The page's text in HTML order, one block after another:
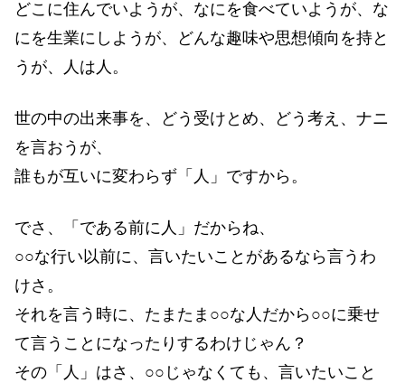
どこに住んでいようが、なにを食べていようが、な
にを生業にしようが、どんな趣味や思想傾向を持と
うが、人は人。
世の中の出来事を、どう受けとめ、どう考え、ナニ
を言おうが、
誰もが互いに変わらず「人」ですから。
でさ、「である前に人」だからね、
○○な行い以前に、言いたいことがあるなら言うわ
けさ。
それを言う時に、たまたま○○な人だから○○に乗せ
て言うことになったりするわけじゃん？
その「人」はさ、○○じゃなくても、言いたいこと